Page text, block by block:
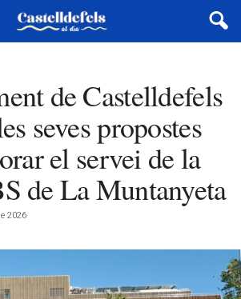
de Castelldefels
seves propostes
el servei de la
de La Muntanyeta
2026